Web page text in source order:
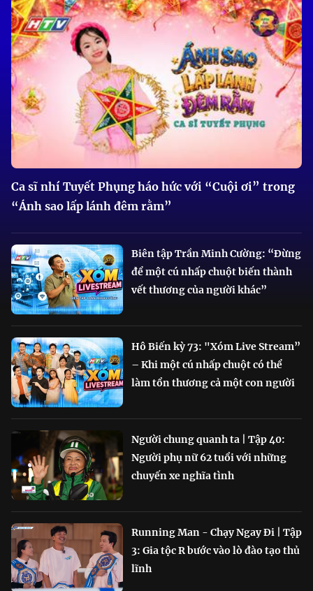
Ca sĩ nhí Tuyết Phụng háo hức với “Cuội ơi” trong
“Ánh sao lấp lánh đêm rằm”
Biên tập Trần Minh Cường: “Đừng
để một cú nhấp chuột biến thành
vết thương của người khác”
Hô Biến kỳ 73: "Xóm Live Stream”
– Khi một cú nhấp chuột có thể
làm tổn thương cả một con người
Người chung quanh ta | Tập 40:
Người phụ nữ 62 tuổi với những
chuyến xe nghĩa tình
Running Man - Chạy Ngay Đi | Tập
3: Gia tộc R bước vào lò đào tạo thủ
lĩnh